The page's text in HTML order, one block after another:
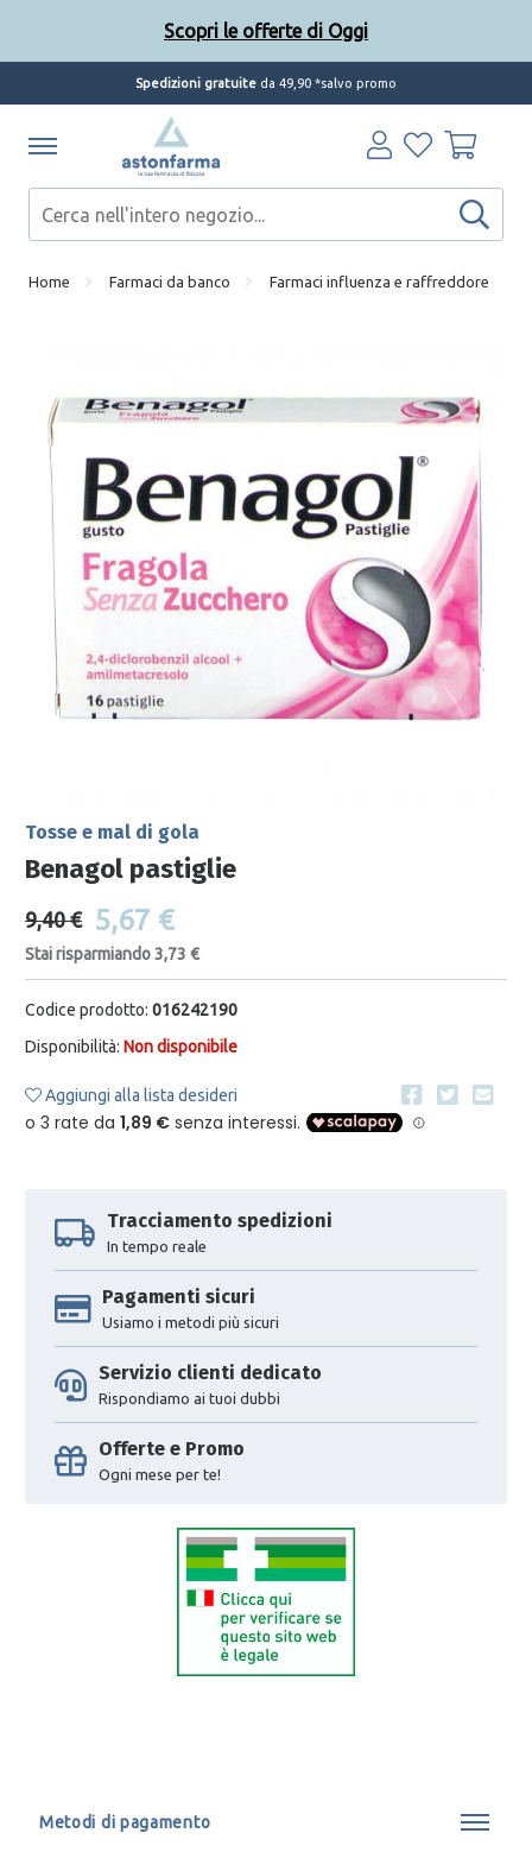
Spedizioni gratuite da 49,90 *salvo promo
Home Farmaci da banco Farmaci influenza e raffreddore
Tosse e mal di gola
Benagol pastiglie
9,40 € 5,67 €
Stai risparmiando 3,73 €
Codice prodotto: 016242190
Disponibilità: Non disponibile
Aggiungi alla lista desideri
Tracciamento spedizioni
In tempo reale
Pagamenti sicuri
Usiamo i metodi più sicuri
Servizio clienti dedicato
Rispondiamo ai tuoi dubbi
Offerte e Promo
Ogni mese per te!
Metodi di pagamento
Scopri le offerte di Oggi